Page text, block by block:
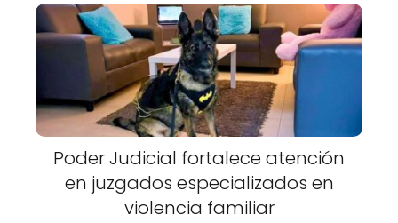
Poder Judicial fortalece atención
en juzgados especializados en
violencia familiar